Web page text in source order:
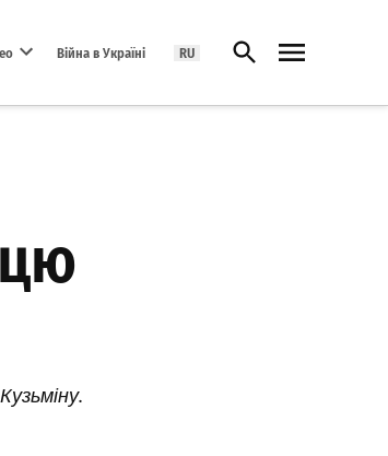
Війна в Україні RU Відкрити пошук